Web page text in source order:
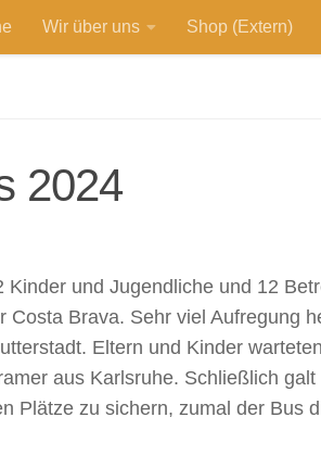
Wir über uns Shop (Extern)
2024
und Jugendliche und 12
Brava. Sehr viel Aufregung
Eltern und Kinder
aus Karlsruhe. Schließlich
Plätze zu sichern, zumal der Bus